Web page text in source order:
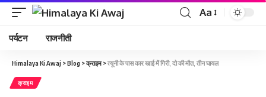
Aa
पर्यटन राजनीती
Himalaya Ki Awaj >Blog >क्राइम>त्‍यूनी के पास कार खाई में गिरी, दो की मौत, तीन घायल
क्राइम